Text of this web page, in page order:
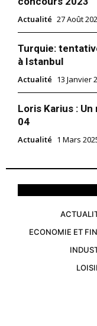
Actualité 27 Août
Turquie:
à Istanbul
Actualité 13 Janvier
Loris Karius :
04
Actualité 1 Mars
ECONOMIE ET